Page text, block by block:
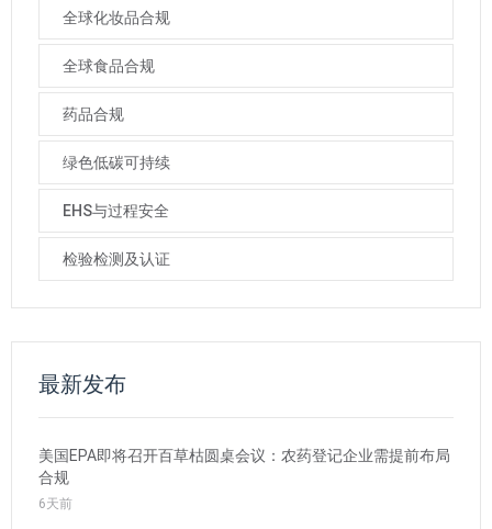
全球化妆品合规
全球食品合规
药品合规
绿色低碳可持续
EHS与过程安全
检验检测及认证
最新发布
美国EPA即将召开百草枯圆桌会议：农药登记企业需提前布局
合规
6天前